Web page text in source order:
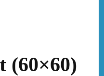
(60×60)